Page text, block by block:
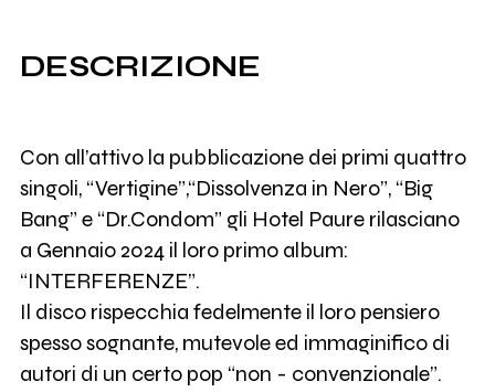
DESCRIZIONE
Con all’attivo la pubblicazione dei primi quattro
singoli, “Vertigine”,“Dissolvenza in Nero”, “Big
Bang” e “Dr.Condom” gli Hotel Paure rilasciano
a Gennaio 2024 il loro primo album:
“INTERFERENZE”.
Il disco rispecchia fedelmente il loro pensiero
spesso sognante, mutevole ed immaginifico di
autori di un certo pop “non - convenzionale”.